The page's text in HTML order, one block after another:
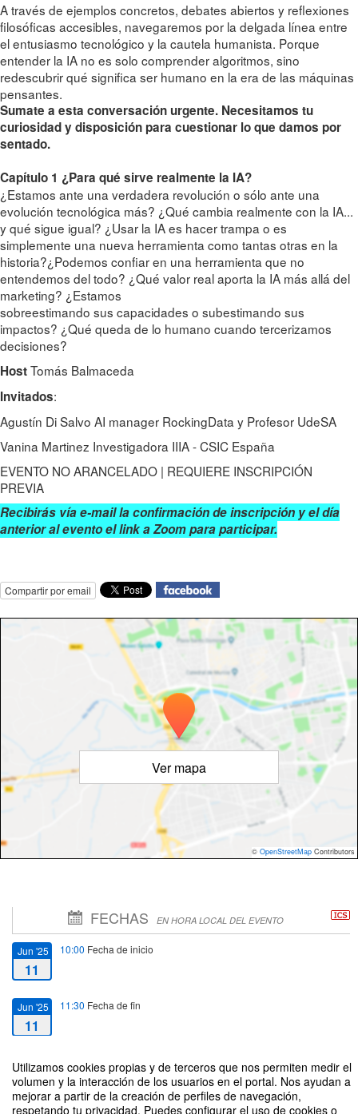
Utilizamos cookies propias y de terceros que nos permiten medir el
volumen y la interacción de los usuarios en el portal. Nos ayudan a
mejorar a partir de la creación de perfiles de navegación,
respetando tu privacidad. Puedes configurar el uso de cookies o
A través de ejemplos concretos, debates abiertos y reflexiones
filosóficas accesibles, navegaremos por la delgada línea entre
el entusiasmo tecnológico y la cautela humanista. Porque
entender la IA no es solo comprender algoritmos, sino
redescubrir qué significa ser humano en la era de las máquinas
pensantes.
Sumate a esta conversación urgente. Necesitamos tu
curiosidad y disposición para cuestionar lo que damos por
sentado.
Capítulo 1 ¿Para qué sirve realmente la IA?
¿Estamos ante una verdadera revolución o sólo ante una
evolución tecnológica más? ¿Qué cambia realmente con la IA...
y qué sigue igual? ¿Usar la IA es hacer trampa o es
simplemente una nueva herramienta como tantas otras en la
historia?¿Podemos confiar en una herramienta que no
entendemos del todo? ¿Qué valor real aporta la IA más allá del
marketing? ¿Estamos
sobreestimando sus capacidades o subestimando sus
impactos? ¿Qué queda de lo humano cuando tercerizamos
decisiones?
HostTomás Balmaceda
Invitados:
Agustín Di Salvo AI manager RockingData y Profesor UdeSA
Vanina Martinez Investigadora IIIA - CSIC España
EVENTO NO ARANCELADO | REQUIERE INSCRIPCIÓN
PREVIA
Recibirás vía e-mail la confirmación de inscripción y el día
anterior al evento el link a Zoom para participar.
Compartir por email
Ver mapa
© OpenStreetMap Contributors
FECHAS EN HORA LOCAL DEL EVENTO
Jun '25
11
10:00 Fecha de inicio
Jun '25
11
11:30 Fecha de fin